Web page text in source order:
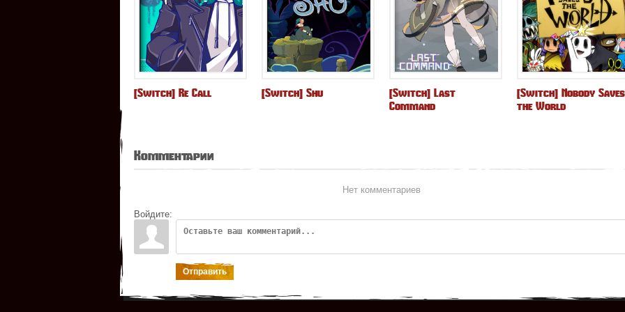
[Switch] Re Call [Switch] Shu
[Switch] Last
Command
[Switch] Nobody Saves
the World
Комментарии
Нет комментариев
Войдите:
Отправить